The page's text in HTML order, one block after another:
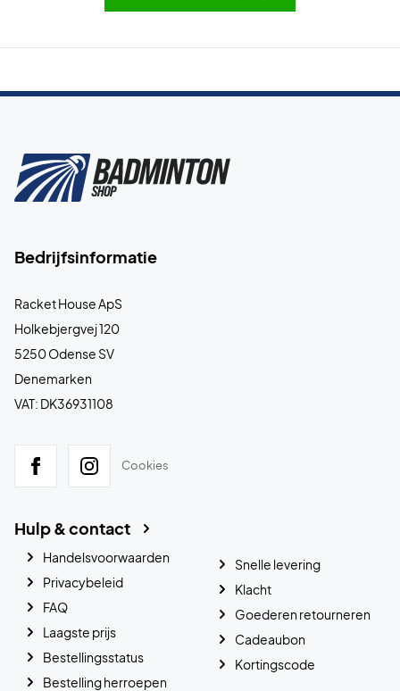
Bedrijfsinformatie
Racket House ApS
Holkebjergvej 120
5250 Odense SV
Denemarken
VAT: DK36931108
Cookies
Hulp & contact
Handelsvoorwaarden
Privacybeleid
FAQ
Laagste prijs
Bestellingsstatus
Bestelling herroepen
Snelle levering
Klacht
Goederen retourneren
Cadeaubon
Kortingscode